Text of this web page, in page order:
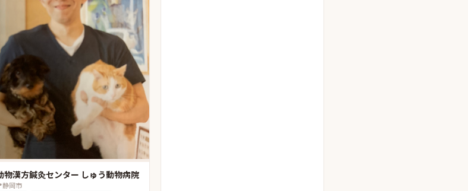
物漢方鍼灸センター しゅう動物病院
静岡市